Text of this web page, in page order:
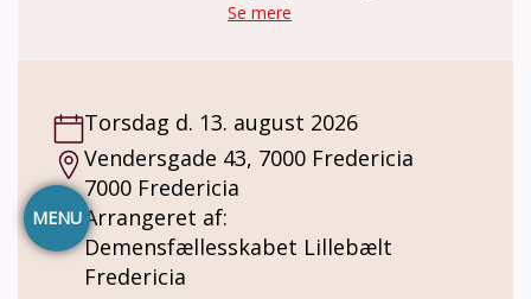
MENU
Se mere
Torsdag d. 13. august 2026
Vendersgade 43, 7000 Fredericia
7000 Fredericia
Arrangeret af:
Demensfællesskabet Lillebælt
Fredericia